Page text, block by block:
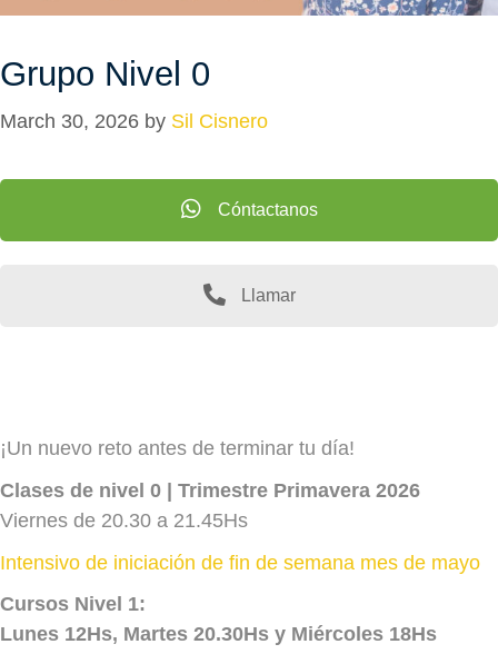
Grupo Nivel 0
March 30, 2026 by Sil Cisnero
Cóntactanos
Llamar
¡Un nuevo reto antes de terminar tu día!
Clases de nivel 0 | Trimestre Primavera 2026
Viernes de 20.30 a 21.45Hs
Intensivo de iniciación de fin de semana mes de mayo
Cursos Nivel 1:
Lunes 12Hs, Martes 20.30Hs y Miércoles 18Hs